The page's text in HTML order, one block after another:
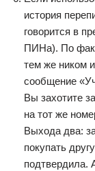
история
говорится в
ПИНа). По
тем же ником
сообщение
Вы захотите
на тот же
Выхода два:
покупать
подтвердила.